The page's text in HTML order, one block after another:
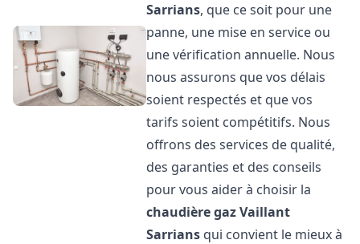
Sarrians, que ce soit pour une
panne, une mise en service ou
une vérification annuelle. Nous
nous assurons que vos délais
soient respectés et que vos
tarifs soient compétitifs. Nous
offrons des services de qualité,
des garanties et des conseils
pour vous aider à choisir la
chaudière gaz Vaillant
Sarrians qui convient le mieux à